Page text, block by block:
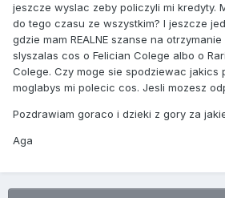
jeszcze wyslac zeby policzyli mi kredyty.
do tego czasu ze wszystkim? I jeszcze
gdzie mam REALNE szanse na
slyszalas cos o Felician Colege albo o
Colege. Czy moge sie spodziewac jakics
moglabys mi polecic cos. Jesli mozesz
Pozdrawiam goraco i dzieki z gory za
Aga